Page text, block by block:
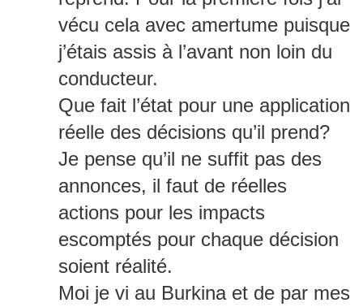
vécu cela avec amertume puisque
j’étais assis à l’avant non loin du
conducteur.
Que fait l’état pour une application
réelle des décisions qu’il prend?
Je pense qu’il ne suffit pas des
annonces, il faut de réelles
actions pour les impacts
escomptés pour chaque décision
soient réalité.
Moi je vi au Burkina et de par mes